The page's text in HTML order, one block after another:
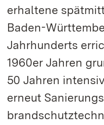
erhaltene
Baden-
Jahrhunderts
1960er Jahren
50 Jahren
erneut